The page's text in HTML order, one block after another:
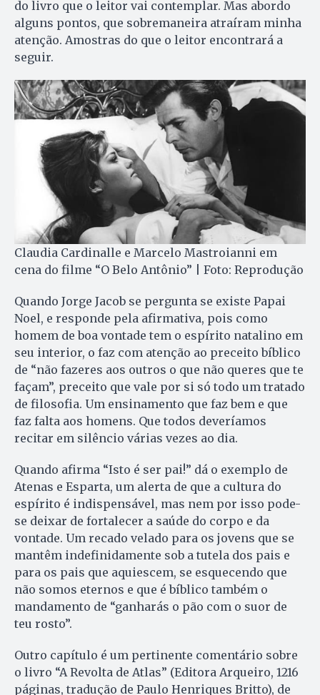
do livro que o leitor vai contemplar. Mas abordo
alguns pontos, que sobremaneira atraíram minha
atenção. Amostras do que o leitor encontrará a
seguir.
Claudia Cardinalle e Marcelo Mastroianni em
cena do filme “O Belo Antônio” | Foto: Reprodução
Quando Jorge Jacob se pergunta se existe Papai
Noel, e responde pela afirmativa, pois como
homem de boa vontade tem o espírito natalino em
seu interior, o faz com atenção ao preceito bíblico
de “não fazeres aos outros o que não queres que te
façam”, preceito que vale por si só todo um tratado
de filosofia. Um ensinamento que faz bem e que
faz falta aos homens. Que todos deveríamos
recitar em silêncio várias vezes ao dia.
Quando afirma “Isto é ser pai!” dá o exemplo de
Atenas e Esparta, um alerta de que a cultura do
espírito é indispensável, mas nem por isso pode-
se deixar de fortalecer a saúde do corpo e da
vontade. Um recado velado para os jovens que se
mantêm indefinidamente sob a tutela dos pais e
para os pais que aquiescem, se esquecendo que
não somos eternos e que é bíblico também o
mandamento de “ganharás o pão com o suor de
teu rosto”.
Outro capítulo é um pertinente comentário sobre
o livro “A Revolta de Atlas” (Editora Arqueiro, 1216
páginas, tradução de Paulo Henriques Britto), de